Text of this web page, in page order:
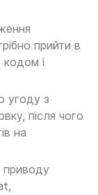
прийти в
і
угоду з
після чого
на
приводу